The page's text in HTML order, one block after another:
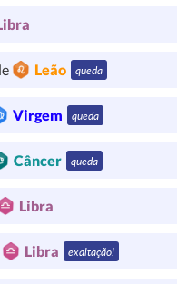
Leão queda
Virgem queda
Câncer queda
Libra
Libra exaltação!